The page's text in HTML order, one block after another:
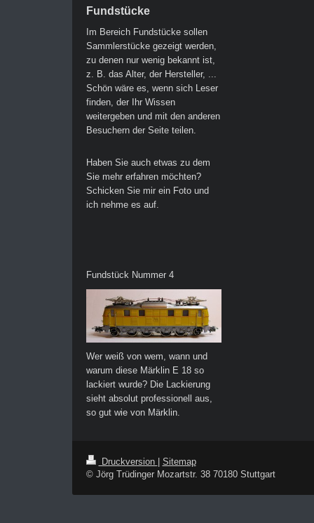
Fundstücke
Im Bereich Fundstücke sollen
Sammlerstücke gezeigt werden,
zu denen nur wenig bekannt ist,
z. B. das Alter, der Hersteller, ...
Schön wäre es, wenn sich Leser
finden, der Ihr Wissen
weitergeben und mit den anderen
Besuchern der Seite teilen.
Haben Sie auch etwas zu dem
Sie mehr erfahren möchten?
Schicken Sie mir ein Foto und
ich nehme es auf.
Fundstück Nummer 4
Wer weiß von wem, wann und
warum diese Märklin E 18 so
lackiert wurde? Die Lackierung
sieht absolut professionell aus,
so gut wie von Märklin.
Druckversion | Sitemap
© Jörg Trüdinger Mozartstr. 38 70180 Stuttgart